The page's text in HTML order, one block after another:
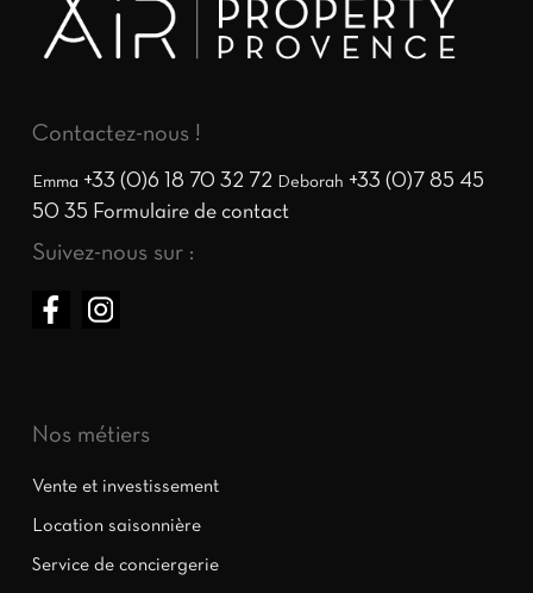
Contactez-nous !
Emma +33 (0)6 18 70 32 72 Deborah +33 (0)7 85 45
50 35 Formulaire de contact
Suivez-nous sur :
Nos métiers
Vente et investissement
Location saisonnière
Service de conciergerie